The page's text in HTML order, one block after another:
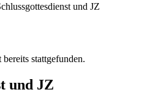
und JZ
stattgefunden.
und JZ